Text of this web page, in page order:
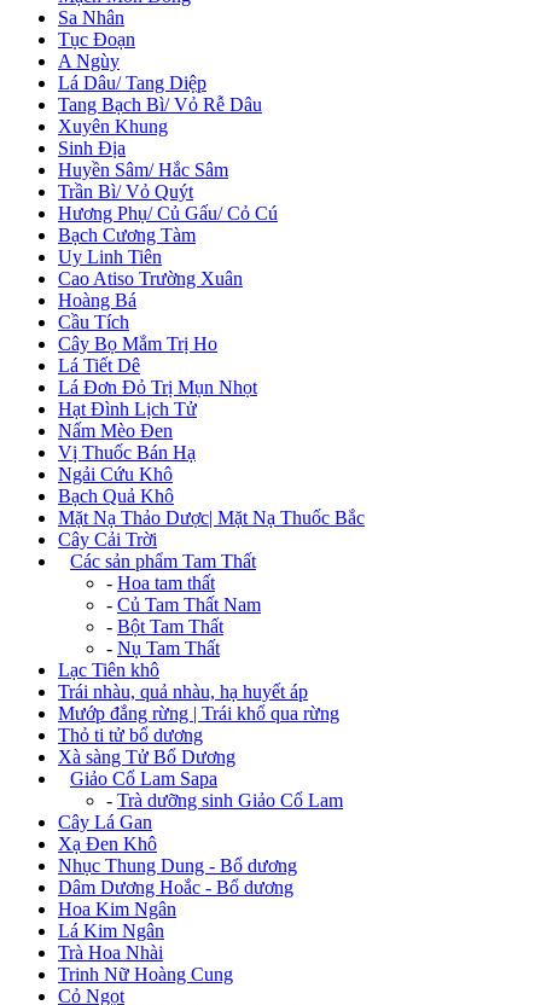
Sa Nhân
Tục Đoạn
A Ngùy
Lá Dâu/ Tang Diệp
Tang Bạch Bì/ Vỏ Rễ Dâu
Xuyên Khung
Sinh Địa
Huyền Sâm/ Hắc Sâm
Trần Bì/ Vỏ Quýt
Hương Phụ/ Củ Gấu/ Cỏ Cú
Bạch Cương Tàm
Uy Linh Tiên
Cao Atiso Trường Xuân
Hoàng Bá
Cầu Tích
Cây Bọ Mắm Trị Ho
Lá Tiết Dê
Lá Đơn Đỏ Trị Mụn Nhọt
Hạt Đình Lịch Tử
Nấm Mèo Đen
Vị Thuốc Bán Hạ
Ngải Cứu Khô
Bạch Quả Khô
Mặt Nạ Thảo Dược| Mặt Nạ Thuốc Bắc
Cây Cải Trời
Các sản phẩm Tam Thất
- Hoa tam thất
- Củ Tam Thất Nam
- Bột Tam Thất
- Nụ Tam Thất
Lạc Tiên khô
Trái nhàu, quả nhàu, hạ huyết áp
Mướp đắng rừng | Trái khổ qua rừng
Thỏ ti tử bổ dương
Xà sàng Tử Bổ Dương
Giảo Cổ Lam Sapa
- Trà dưỡng sinh Giảo Cổ Lam
Cây Lá Gan
Xạ Đen Khô
Nhục Thung Dung - Bổ dương
Dâm Dương Hoắc - Bổ dương
Hoa Kim Ngân
Lá Kim Ngân
Trà Hoa Nhài
Trinh Nữ Hoàng Cung
Cỏ Ngọt